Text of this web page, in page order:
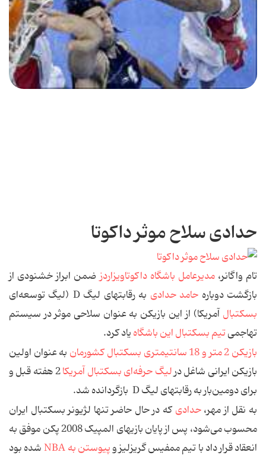
حدادی سلاح موثر داکوتا
تام واگانر،مدیرعامل باشگاه داکوتاویزاردزضمن ابراز خشنودی از
بازگشت دوباره حامد حدادی به رقابتهای لیگ D (لیگ توسعه‌ای
بسکتبال آمریکا) از این بازیکن به عنوان سلاحی موثر در سیستم
تهاجمیتیم بسکتبال این باشگاهیاد کرد.
بازیکن 2 متر و 18 سانتیمتری بسکتبال کشورمان
به عنوان اولین
بازیکن ایرانی شاغل درلیگ حرفه‌ای بسکتبال آمریکا 2 هفته قبل و
برای دومین‌بار به رقابتهای لیگ D بازگردانده شد.
به نقل از مهر،حدادی که در حال حاضر تنها لژیونر بسکتبال ایران
محسوب می‌شود، پس از پایان بازیهای المپیک 2008 پکن موفق به
انعقاد قرار داد با تیم ممفیس گریزلیز وپیوستن به NBA
شده بود